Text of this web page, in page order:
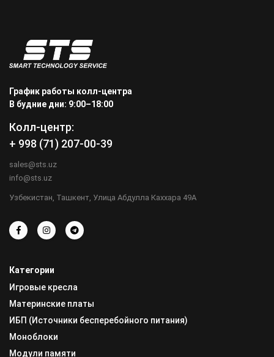
График работы колл-центра
В будние дни: 9:00–18:00
Колл-центр:
+ 998 (71) 207-00-39
sales@sts.uz
info@sts.uz
Узбекистан, Ташкент, Улица Абдулла Каххара 49А
Категории
Игровые кресла
Материнские платы
ИБП (Источники бесперебойного питания)
Моноблоки
Модули памяти